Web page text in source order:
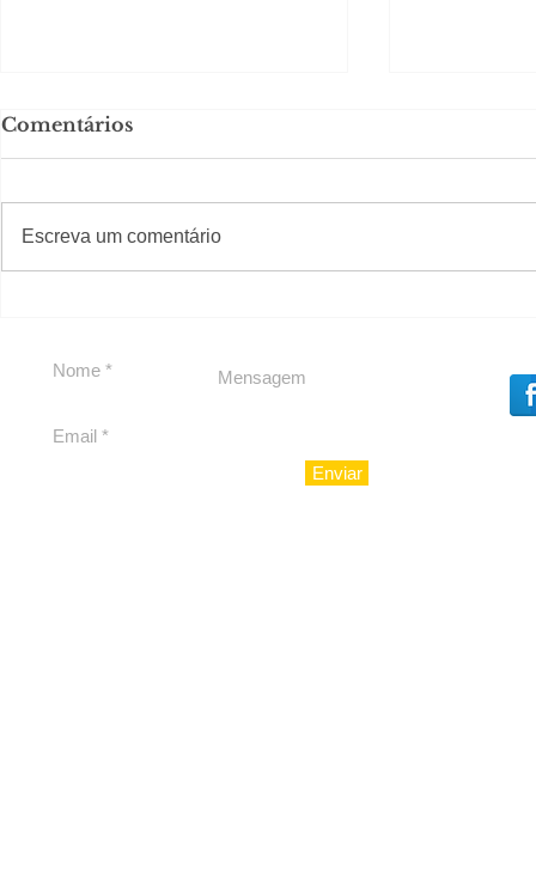
para São Paulo
Comentários
Escreva um comentário
#Sugestões
Enviar